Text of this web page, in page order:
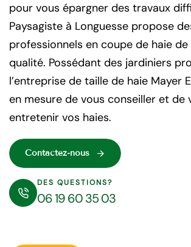
pour vous épargner des travaux
Paysagiste à Longuesse propose
professionnels en coupe de haie
qualité. Possédant des jardiniers
l’entreprise de taille de haie Mayer
en mesure de vous conseiller et de
entretenir vos haies.
Contactez-nous
DES QUESTIONS?
06 19 60 35 03